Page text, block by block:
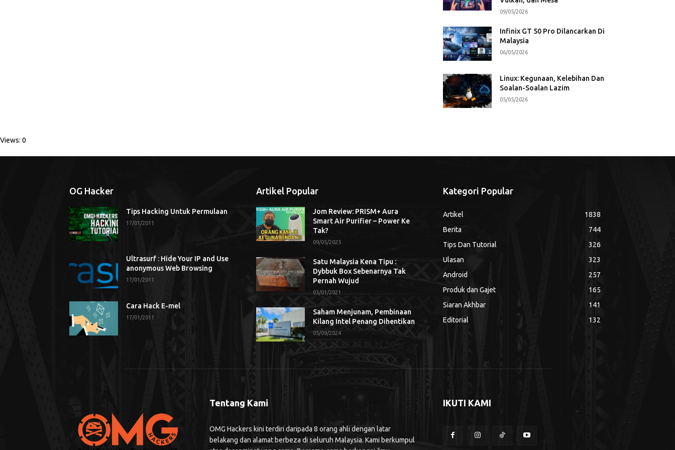
09/05/2026
Infinix GT 50 Pro Dilancarkan Di
Malaysia
06/05/2026
Linux: Kegunaan, Kelebihan Dan
Soalan-Soalan Lazim
05/05/2026
Views: 0
OG Hacker
Tips Hacking Untuk Permulaan
17/01/2011
Ultrasurf : Hide Your IP and Use
anonymous Web Browsing
17/01/2011
Cara Hack E-mel
17/01/2011
Artikel Popular
Jom Review: PRISM+ Aura
Smart Air Purifier – Power Ke
Tak?
09/05/2025
Satu Malaysia Kena Tipu :
Dybbuk Box Sebenarnya Tak
Pernah Wujud
03/01/2021
Saham Menjunam, Pembinaan
Kilang Intel Penang Dihentikan
05/09/2024
Kategori Popular
Artikel
1838
Berita
744
Tips Dan Tutorial
326
Ulasan
323
Android
257
Produk dan Gajet
165
Siaran Akhbar
141
Editorial
132
Tentang Kami
OMG Hackers kini terdiri daripada 8 orang ahli dengan latar
belakang dan alamat berbeza di seluruh Malaysia. Kami berkumpul
IKUTI KAMI